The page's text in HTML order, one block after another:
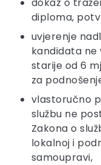
diploma,
uvjerenje
kandidata ne
starije od 6
za
vlastoručno
službu ne
Zakona o
lokalnoj i
samoupravi,